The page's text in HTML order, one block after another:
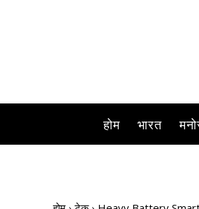
होम भारत